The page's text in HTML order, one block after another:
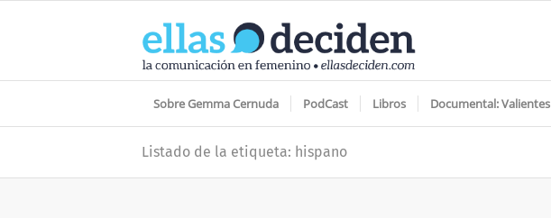
Sobre Gemma Cernuda PodCast Libros Documental: Valientes
Listado de la etiqueta: hispano